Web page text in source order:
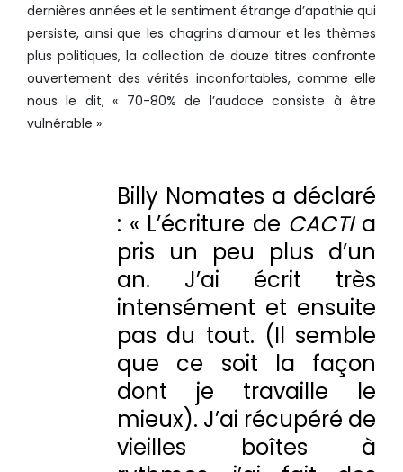
dernières années et le sentiment étrange d’apathie qui
persiste, ainsi que les chagrins d’amour et les thèmes
plus politiques, la collection de douze titres confronte
ouvertement des vérités inconfortables, comme elle
nous le dit, « 70-80% de l’audace consiste à être
vulnérable ».
Billy Nomates a déclaré
: « L’écriture de CACTIa
pris un peu plus d’un
an. J’ai écrit très
intensément et ensuite
pas du tout. (Il semble
que ce soit la façon
dont je travaille le
mieux). J’ai récupéré de
vieilles boîtes à